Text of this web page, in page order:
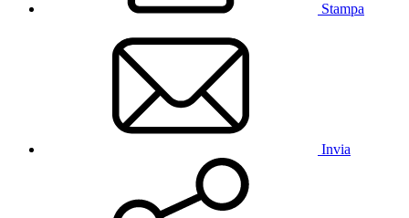
Stampa
Invia